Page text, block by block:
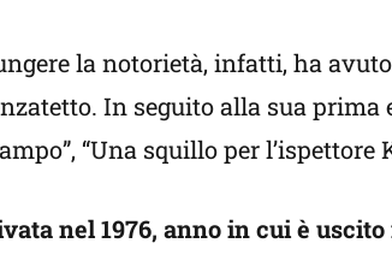
la notorietà, infatti, ha
In seguito alla sua
“Una squillo per
nel 1976, anno in cui è